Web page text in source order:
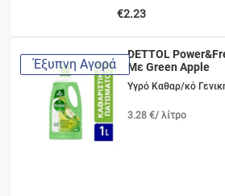
€2.23
Έξυπνη Αγορά
DETTOL
Με Green Apple
Υγρό Καθαρ/κό
3.28 €/ λίτρο